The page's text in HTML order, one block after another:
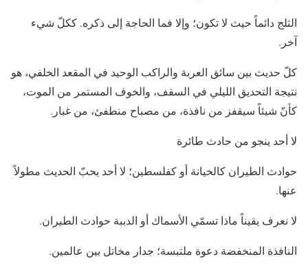
الثلج دائماً حيث لا تكون؛ وإلا فما الحاجة إلى ذكره. ككلّ شيء
آخر.
كلّ حديث بين سائق العربة والراكب الوحيد في المقعد الخلفي، هو
نتيجة التحديق الليلي في السقف، والخوف المستمر من الموت،
كأنّ شيئاً سيقفز من نافذة، من مصباح منطفئ، من غبار.
لا أحد ينجو من حادث طائرة
حوادث الطيران كالخيانة أو كفلسطين؛ لا أحد يحبّ الحديث مطولاً
عنها.
لا نعرف يقيناً ماذا تسمّي الأسماك أو الدببة حوادث الطيران.
النافذة المنخفضة دعوة ملتبسة؛ جدار مخاتل بين عالمين.